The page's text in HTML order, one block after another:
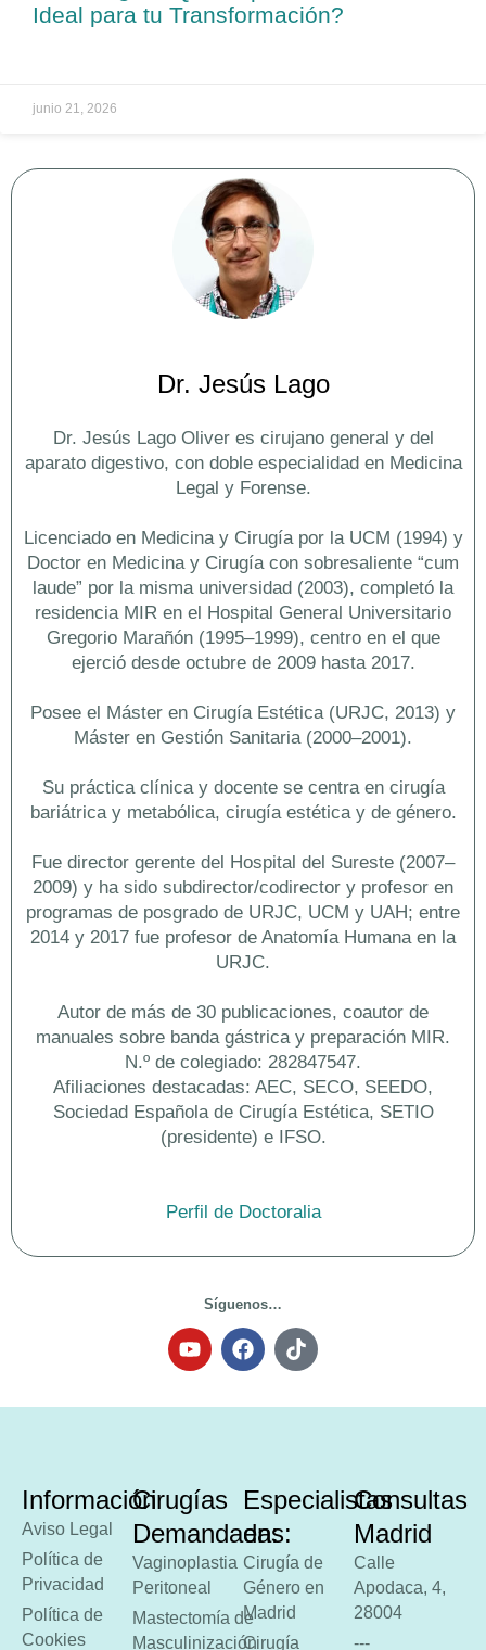
Ideal para tu Transformación?
junio 21, 2026
Dr. Jesús Lago
Dr. Jesús Lago Oliver es cirujano general y del
aparato digestivo, con doble especialidad en Medicina
Legal y Forense.
Licenciado en Medicina y Cirugía por la UCM (1994) y
Doctor en Medicina y Cirugía con sobresaliente “cum
laude” por la misma universidad (2003), completó la
residencia MIR en el Hospital General Universitario
Gregorio Marañón (1995–1999), centro en el que
ejerció desde octubre de 2009 hasta 2017.
Posee el Máster en Cirugía Estética (URJC, 2013) y
Máster en Gestión Sanitaria (2000–2001).
Su práctica clínica y docente se centra en cirugía
bariátrica y metabólica, cirugía estética y de género.
Fue director gerente del Hospital del Sureste (2007–
2009) y ha sido subdirector/codirector y profesor en
programas de posgrado de URJC, UCM y UAH; entre
2014 y 2017 fue profesor de Anatomía Humana en la
URJC.
Autor de más de 30 publicaciones, coautor de
manuales sobre banda gástrica y preparación MIR.
N.º de colegiado: 282847547.
Afiliaciones destacadas: AEC, SECO, SEEDO,
Sociedad Española de Cirugía Estética, SETIO
(presidente) e IFSO.
Perfil de Doctoralia
Síguenos…
Información
Aviso Legal
Política de
Privacidad
Política de
Cookies
Cirugías
Demandadas:
Vaginoplastia
Peritoneal
Mastectomía de
Masculinización
Especialistas
en:
Cirugía de
Género en
Madrid
Cirugía
Consultas
Madrid
Calle
Apodaca, 4,
28004
---